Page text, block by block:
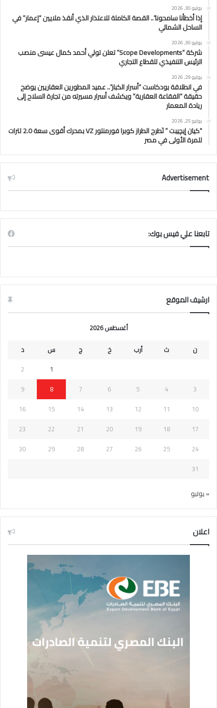
يوليو 30, 2026
إذا أخطأنا سامحونا”.. القصة الكاملة للاعتذار الذي أنقذ ملايين “إعمار” في
الساحل الشمالي
يوليو 30, 2026
شركة “Scope Developments” تعلن تولي أحمد كمال عيسى منصب
الرئيس التنفيذي للقطاع التجاري
يوليو 29, 2026
في انطلاقة بودكاست “أسرار الكبار”.. عميد المطورين العقاريين يوضح
حقيقة “الفقاعة العقارية” ويكشف أسرار مسيرته من تجارة السلاح إلى
ريادة المعمار
يوليو 25, 2026
“كيان إيچيبت ” تَطرح الطراز كوبرا فورمنتور VZ بمحرك أقوى سعة 2.0 لترات
للمرة الأولى في مصر
Advertisement
تابعنا علي فيس بوك:
ارشيف الموقع
أغسطس 2026
ن
ث أرب خ ج س
د
1
2
3
4
5
6
7
8
9
10
11
12
13
14
15
16
17
18
19
20
21
22
23
24
25
26
27
28
29
30
31
« يوليو
اعلان